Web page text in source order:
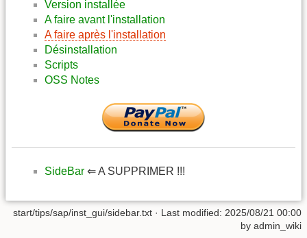
Version installée
A faire avant l'installation
A faire après l'installation
Désinstallation
Scripts
OSS Notes
SideBar ⇐ A SUPPRIMER !!!
start/tips/sap/inst_gui/sidebar.txt · Last modified: 2025/08/21 00:00
by admin_wiki